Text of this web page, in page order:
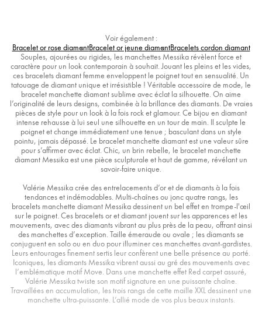
Voir également :
Bracelet or rose diamantBracelet or jeune diamantBracelets cordon diamant
Souples, ajourées ou rigides, les manchettes Messika révèlent force et
caractère pour un look contemporain à souhait. Jouant les pleins et les vides,
ces bracelets diamant femme enveloppent le poignet tout en sensualité. Un
tatouage de diamant unique et irrésistible ! Véritable accessoire de mode, le
bracelet manchette diamant sublime avec éclat la silhouette. On aime
l’originalité de leurs designs, combinée à la brillance des diamants. De vraies
pièces de style pour un look à la fois rock et glamour. Ce bijou en diamant
intense rehausse à lui seul une silhouette en un tour de main. Il sculpte le
poignet et change immédiatement une tenue ; basculant dans un style
pointu, jamais dépassé. Le bracelet manchette diamant est une valeur sûre
pour s’affirmer avec éclat. Chic, un brin rebelle, le bracelet manchette
diamant Messika est une pièce sculpturale et haut de gamme, révélant un
savoir-faire unique.
Valérie Messika crée des entrelacements d’or et de diamants à la fois
tendances et indémodables. Multi-chaînes ou jonc quatre rangs, les
bracelets manchette diamant Messika dessinent un bel effet en trompe-l'œil
sur le poignet. Ces bracelets or et diamant jouent sur les apparences et les
mouvements, avec des diamants vibrant au plus près de la peau, offrant ainsi
des manchettes d’exception. Taille émeraude ou ovale ; les diamants se
conjuguent en solo ou en duo pour illuminer ces manchettes avant-gardistes.
Leurs entourages finement sertis leur confèrent une belle présence au porté.
Iconiques, les diamants Messika vibrent aussi au gré des mouvements avec
l’emblématique motif Move. Dans une manchette effet Red carpet assuré,
Valérie Messika twiste son motif signature en une puissante chaîne.
Travaillées en accumulation, les trois rangs de cette maille XXL dessinent une
manchette ultra-puissante. L’allié mode de vos plus beaux instants.